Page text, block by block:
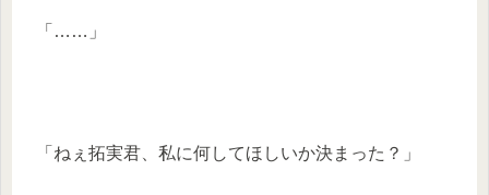
「……」
「ねぇ拓実君、私に何してほしいか決まった？」